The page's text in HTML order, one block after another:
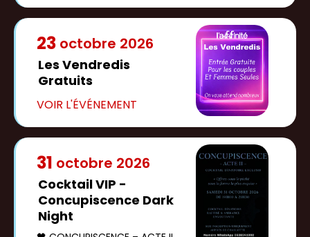
23 octobre 2026
Les Vendredis
Gratuits
31 octobre 2026
Cocktail VIP -
Concupiscence Dark
Night